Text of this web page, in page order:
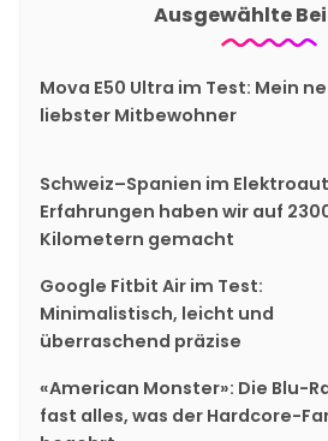
Ausgewählte
Mova E50 Ultra im Test: Mein
liebster Mitbewohner
Schweiz–Spanien im
Erfahrungen haben wir auf
Kilometern gemacht
Google Fitbit Air im Test:
Minimalistisch, leicht und
überraschend präzise
«American Monster»: Die Blu-
fast alles, was der Hardcore-